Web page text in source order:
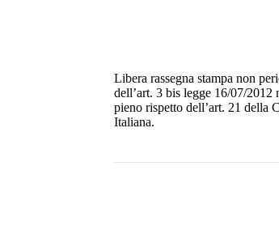
Libera rassegna stampa non
dell’art. 3 bis legge 16/07/2012
pieno rispetto dell’art. 21 della
Italiana.